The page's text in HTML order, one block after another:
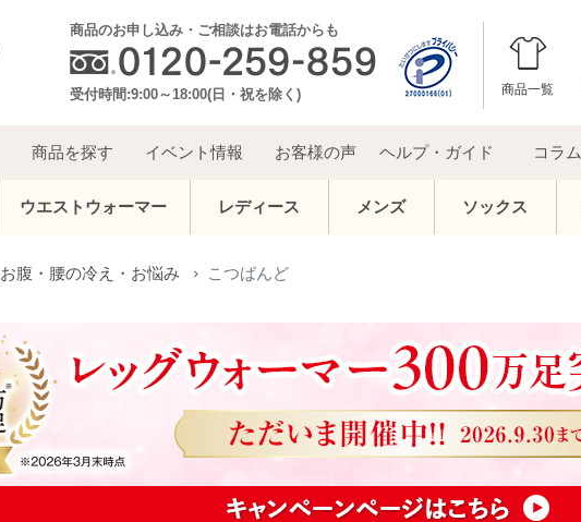
商品一覧
商品のお申し込み・ご相談はお電話からも
受付時間:9:00～18:00(日・祝を除く)
商品を探す イベント情報 お客様の声 ヘルプ・ガイド コラム
ウエストウォーマー レディース メンズ ソックス
お腹・腰の冷え・お悩み こつばんど